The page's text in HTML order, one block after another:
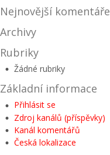
Nejnovější komentáře
Archivy
Rubriky
Žádné rubriky
Základní informace
Přihlásit se
Zdroj kanálů (příspěvky)
Kanál komentářů
Česká lokalizace